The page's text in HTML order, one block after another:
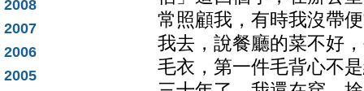
2008
2007
2006
2005
常照顧我，有時我沒帶
我去，說餐廳的菜不好
毛衣，第一件毛背心不